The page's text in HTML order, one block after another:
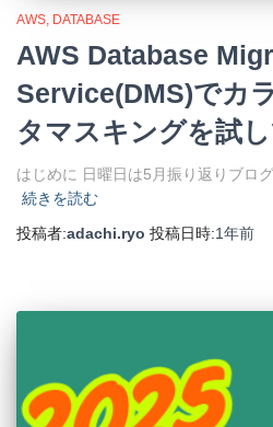
AWS DATABASE
AWS Database
Service(DMS)でカ
タマスキングを試
はじめに 日曜日は5月振り返りブロ
続きを読む
投稿者:adachi.ryo 投稿日時:1年前